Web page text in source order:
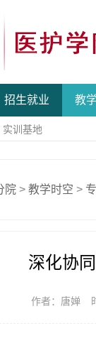
招生就业 教
实训基地
院 > 教学时空 >
深化协
作者：唐婵